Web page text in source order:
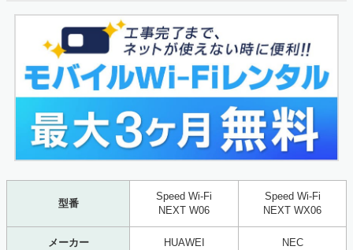
型番
Speed Wi-Fi
NEXT W06
Speed Wi-Fi
NEXT WX06
メーカー HUAWEI NEC